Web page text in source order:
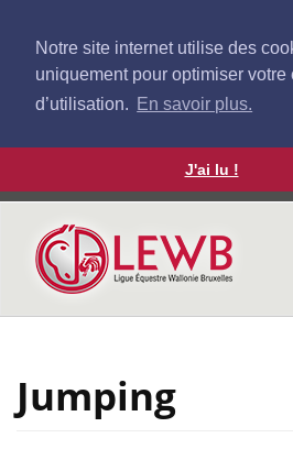
Notre site internet utilise des
uniquement pour optimiser votre
d’utilisation. En savoir plus.
J'ai lu !
Aller
contenu
principal
Jumping